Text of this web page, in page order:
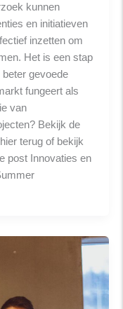
kunnen
en initiatieven
inzetten om
Het is een stap
gevoede
fungeert als
van
Bekijk de
terug of bekijk
post Innovaties en